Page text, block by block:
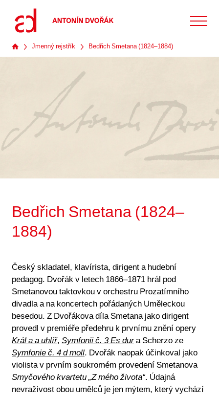
Jmenný rejstřík Bedřich Smetana (1824–1884)
Bedřich Smetana (1824–
1884)
Český skladatel, klavírista, dirigent a hudební
pedagog. Dvořák v letech 1866–1871 hrál pod
Smetanovou taktovkou v orchestru Prozatímního
divadla a na koncertech pořádaných Uměleckou
besedou. Z Dvořákova díla Smetana jako dirigent
provedl v premiéře předehru k prvnímu znění opery
Král a a uhlíř, Symfonii č. 3 Es dura Scherzo ze
Symfonie č. 4 d moll. Dvořák naopak účinkoval jako
violista v prvním soukromém provedení Smetanova
Smyčového kvartetu „Z mého života“. Údajná
nevraživost obou umělců je jen mýtem, který vychází